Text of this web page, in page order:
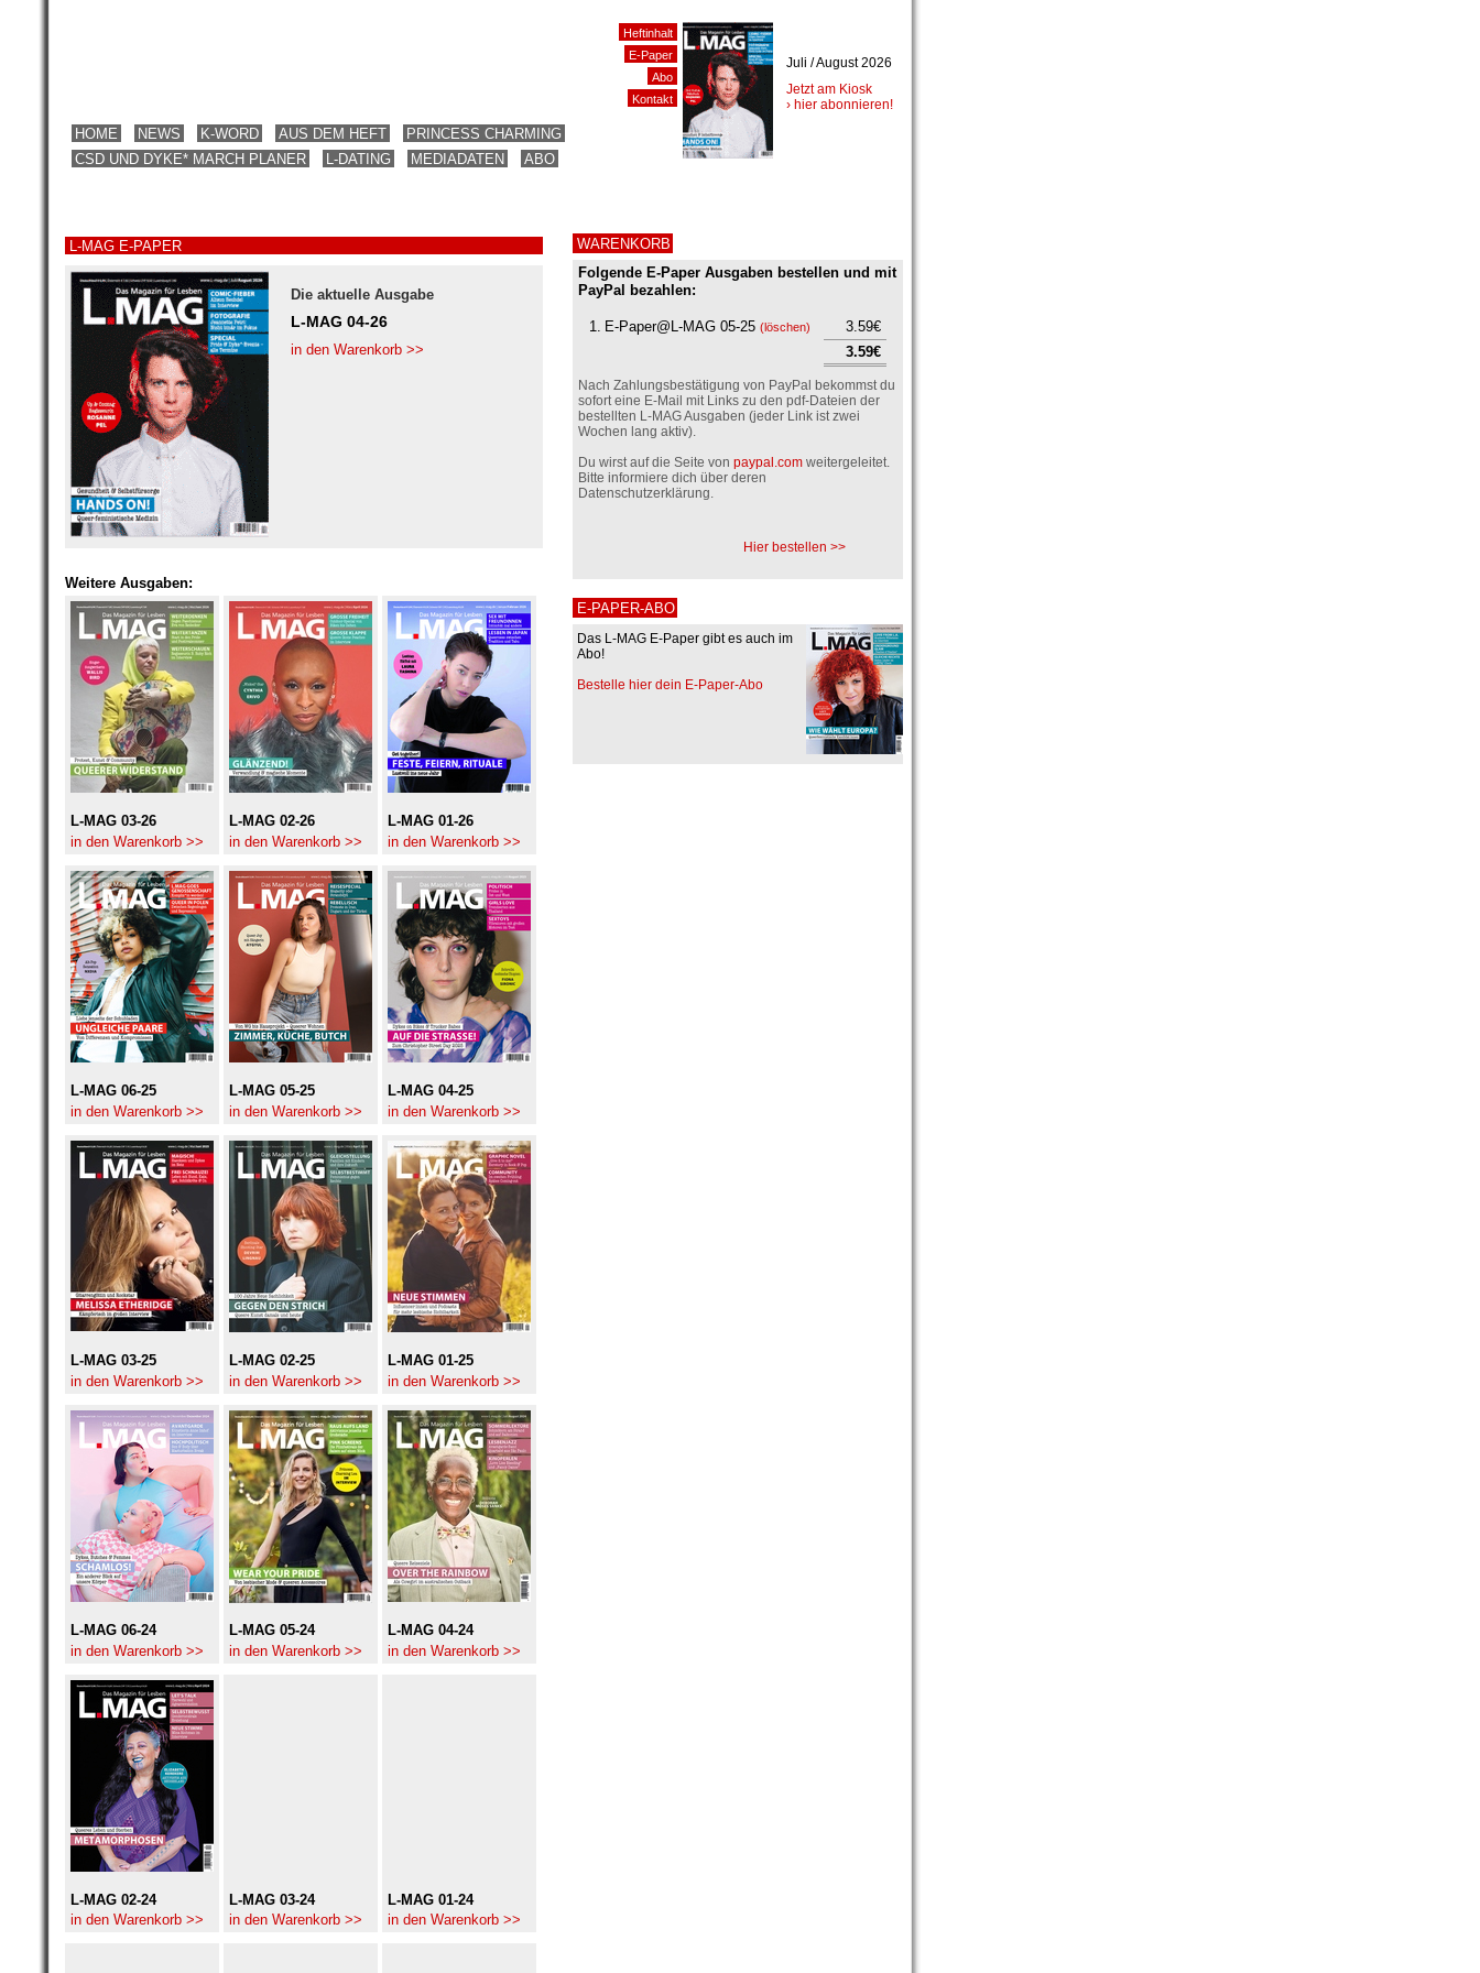
HOME NEWS K-WORD AUS DEM HEFT
PRINCESS CHARMING
CSD UND DYKE* MARCH PLANER
L-DATING MEDIADATEN ABO
L-MAG E-PAPER
Die aktuelle Ausgabe
L-MAG 04-26
in den Warenkorb >>
Weitere Ausgaben:
L-MAG 03-26
in den Warenkorb >>
L-MAG 02-26
in den Warenkorb >>
L-MAG 01-26
in den Warenkorb >>
L-MAG 06-25
in den Warenkorb >>
L-MAG 05-25
in den Warenkorb >>
L-MAG 04-25
in den Warenkorb >>
L-MAG 03-25
in den Warenkorb >>
L-MAG 02-25
in den Warenkorb >>
L-MAG 01-25
in den Warenkorb >>
L-MAG 06-24
in den Warenkorb >>
L-MAG 05-24
in den Warenkorb >>
L-MAG 04-24
in den Warenkorb >>
L-MAG 02-24
in den Warenkorb >>
L-MAG 03-24
in den Warenkorb >>
L-MAG 01-24
in den Warenkorb >>
WARENKORB
Folgende E-Paper Ausgaben bestellen und mit
PayPal bezahlen:
1. E-Paper@L-MAG 05-25 (löschen)
3.59€
3.59€
Nach Zahlungsbestätigung von PayPal bekommst du
sofort eine E-Mail mit Links zu den pdf-Dateien der
bestellten L-MAG Ausgaben (jeder Link ist zwei
Wochen lang aktiv).
Du wirst auf die Seite von paypal.com weitergeleitet.
Bitte informiere dich über deren
Datenschutzerklärung.
Hier bestellen >>
E-PAPER-ABO
Das L-MAG E-Paper gibt es auch im
Abo!
Bestelle hier dein E-Paper-Abo
Heftinhalt
E-Paper
Abo
Kontakt
Juli / August 2026
Jetzt am Kiosk
› hier abonnieren!